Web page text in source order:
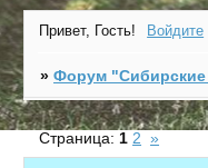
Привет, Гость! Войдите
»Форум
Страница: 1 2 »